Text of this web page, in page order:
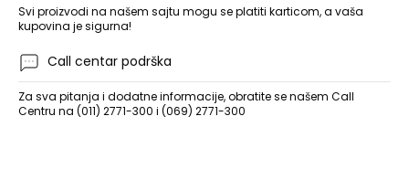
Svi proizvodi na našem sajtu mogu se platiti karticom, a vaša
kupovina je sigurna!
Call centar podrška
Za sva pitanja i dodatne informacije, obratite se našem Call
Centru na (011) 2771-300 i (069) 2771-300